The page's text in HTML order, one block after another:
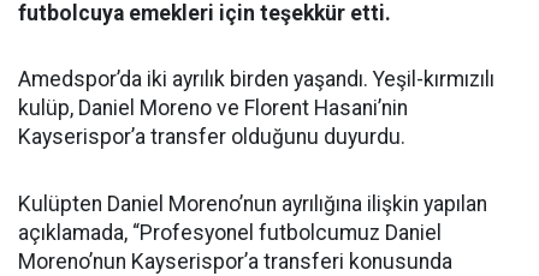
futbolcuya emekleri için teşekkür etti.
Amedspor’da iki ayrılık birden yaşandı. Yeşil-kırmızılı
kulüp, Daniel Moreno ve Florent Hasani’nin
Kayserispor’a transfer olduğunu duyurdu.
Kulüpten Daniel Moreno’nun ayrılığına ilişkin yapılan
açıklamada, “Profesyonel futbolcumuz Daniel
Moreno’nun Kayserispor’a transferi konusunda